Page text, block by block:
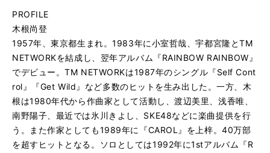
PROFILE
木根尚登
1957年、東京都生まれ。1983年に小室哲哉、宇都宮隆とTM
NETWORKを結成し、翌年アルバム『RAINBOW RAINBOW』
でデビュー。TM NETWORKは1987年のシングル『Self Cont
rol』『Get Wild』など多数のヒットを生み出した。一方、木
根は1980年代から作曲家として活動し、渡辺美里、浅香唯、
南野陽子、最近では氷川きよし、SKE48などに楽曲提供を行
う。また作家としても1989年に『CAROL』を上梓。40万部
を超すヒットとなる。ソロとしては1992年に1stアルバム『R